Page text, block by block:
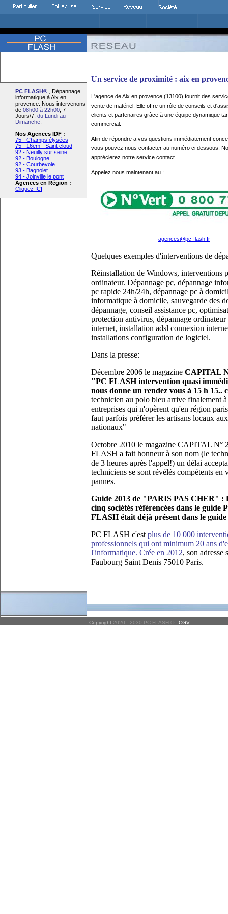
PC FLASH®
, Dépannage
informatique à Aix en
provence. Nous intervenons
de 08h00 à 22h00 , 7
Jours/7, du Lundi au
Dimanche
Nos Agences IDF :
75 - Champs élysées
75 - 16em - Saint cloud
92 - Neuilly sur seine
92 - Boulogne
92 - Courbevoie
93 - Bagnolet
94 - Joinville le pont
Agences en Région :
Cliquez ICI
Un service de proximité : aix en
L'agence de Aix en provence (13100) fournit des
vente de matériel. Elle offre un rôle de conseils et
clients et partenaires grâce à une équipe dynamique
commercial.
Afin de répondre a vos questions immédiatement
vous pouvez nous contacter au numéro ci dessous.
apprécierez notre service contact.
Appelez nous maintenant au :
agences@pc-flash.fr
Quelques exemples d'interventions de
Réinstallation de Windows, interventions
ordinateur. Dépannage pc, dépannage
pc rapide 24h/24h, dépannage pc à
informatique à domicile, sauvegarde des
dépannage, conseil assistance pc,
protection antivirus, dépannage ordinateur
internet, installation adsl connexion
installations configuration de logiciel.
Dans la presse:
Décembre 2006 le magazine CAPITAL
"PC FLASH intervention quasi
nous donne un rendez vous à 15 h 15..
technicien au polo bleu arrive finalement
entreprises qui n'opèrent qu'en région
faut parfois préférer les artisans locaux
nationaux"
Octobre 2010 le magazine CAPITAL N°
FLASH a fait honneur à son nom (le
de 3 heures après l'appel!) un délai
techniciens se sont révélés compétents en
pannes.
Guide 2013 de "PARIS PAS CHER" :
cinq sociétés référencées dans le guide
FLASH était déjà présent dans le guide
PC FLASH c'est plus de 10 000
professionnels qui ont minimum 20 ans
l'informatique. Crée en 2012, son adresse
Faubourg Saint Denis 75010 Paris.
Copyright 2020 - 2030 PC FLASH © - CGV